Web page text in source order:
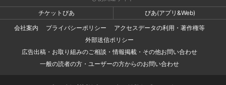
チケットぴあ
ぴあ(アプリ&Web)
会社案内
プライバシーポリシー
アクセスデータの利用・著作権等
外部送信ポリシー
広告出稿・お取り組みのご相談・情報掲載・その他お問い合わせ
一般の読者の方・ユーザーの方からのお問い合わせ